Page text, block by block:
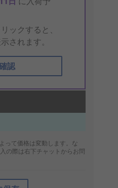
ックすると、
されます。
認
って価格は変動します。な
の際は右下チャットからお問